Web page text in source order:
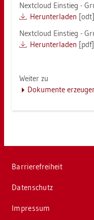
Next­cloud Ein­stieg -
Her­un­ter­la­den
Next­cloud Ein­stieg -
Her­un­ter­la­den
Wei­ter zu
Do­ku­men­te
Bar­rie­re­frei­heit
Da­ten­schutz
Im­pres­sum